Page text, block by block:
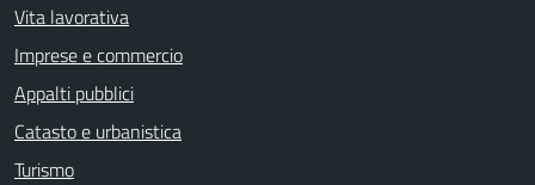
Vita lavorativa
Imprese e commercio
Appalti pubblici
Catasto e urbanistica
Turismo